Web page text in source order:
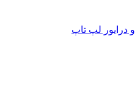
و درایور لپ تاپ